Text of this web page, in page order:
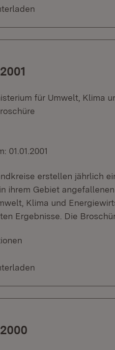
für Umwelt, Klima
01.01.2001
erstellen jährlich
ihrem Gebiet
Klima und
Ergebnisse. Die